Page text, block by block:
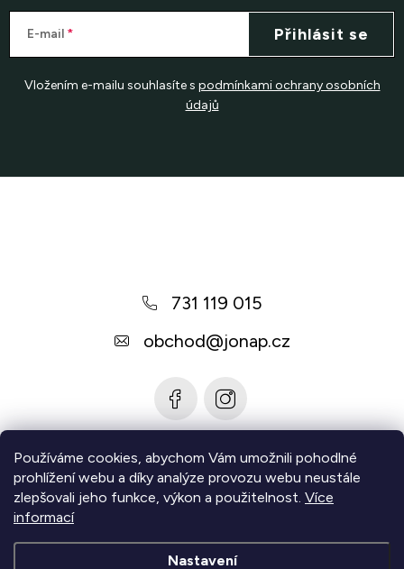
Používáme cookies, abychom Vám umožnili pohodlné
prohlížení webu a díky analýze provozu webu neustále
zlepšovali jeho funkce, výkon a použitelnost. Více
informací
Nastavení
E-mail
Vložením e-mailu souhlasíte s podmínkami ochrany osobních
údajů
Přihlásit se
731 119 015
obchod@jonap.cz
Informace pro vás
Zjistěte více